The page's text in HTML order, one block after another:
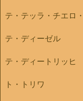
テ・テッラ・チエロ
テ・ディーゼル
テ・ディートリッヒ
ト・トリワ